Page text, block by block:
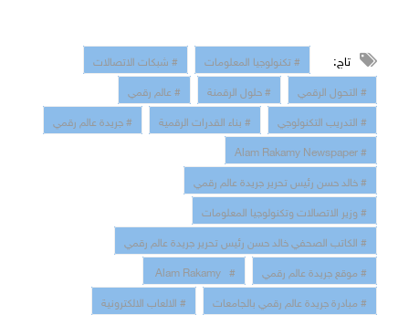
تاج: # تكنولوجيا المعلومات
# شبكات الاتصالات
# التحول الرقمي
# حلول الرقمنة
# عالم رقمي
# التدريب التكنولوجي
# بناء القدرات الرقمية
# جريدة عالم رقمي
# Alam Rakamy Newspaper
# خالد حسن رئيس تحرير جريدة عالم رقمي
# وزير الاتصالات وتكنولوجيا المعلومات
# الكاتب الصحفي خالد حسن رئيس تحرير جريدة عالم رقمي
# موقع جريدة عالم رقمي
# Alam Rakamy
# مبادرة جريدة عالم رقمي بالجامعات
# الالعاب الالكترونية